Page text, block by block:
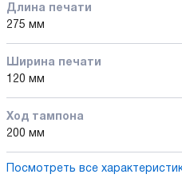
Длина печати
275 мм
Ширина печати
120 мм
Ход тампона
200 мм
Посмотреть все